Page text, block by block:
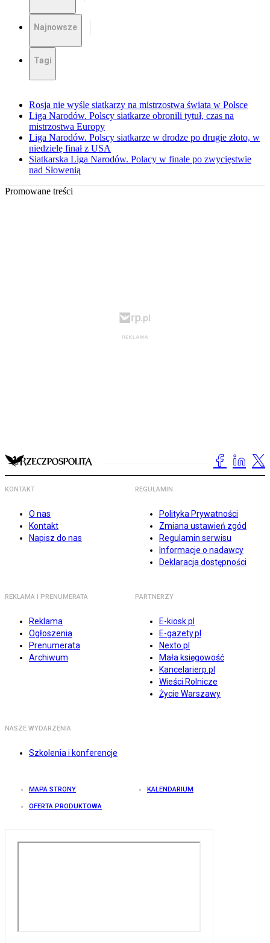
Najnowsze
Tagi
Rosja nie wyśle siatkarzy na mistrzostwa świata w Polsce
Liga Narodów. Polscy siatkarze obronili tytuł, czas na
mistrzostwa Europy
Liga Narodów. Polscy siatkarze w drodze po drugie złoto, w
niedzielę finał z USA
Siatkarska Liga Narodów. Polacy w finale po zwycięstwie
nad Słowenią
Promowane treści
KONTAKT
O nas
Kontakt
Napisz do nas
REGULAMIN
Polityka Prywatności
Zmiana ustawień zgód
Regulamin serwisu
Informacje o nadawcy
Deklaracja dostępności
REKLAMA I PRENUMERATA
Reklama
Ogłoszenia
Prenumerata
Archiwum
PARTNERZY
E-kiosk.pl
E-gazety.pl
Nexto.pl
Mała księgowość
Kancelarierp.pl
Wieści Rolnicze
Życie Warszawy
NASZE WYDARZENIA
Szkolenia i konferencje
MAPA STRONY KALENDARIUM
OFERTA PRODUKTOWA